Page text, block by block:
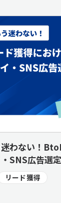
わない！
SNS広告選
リード獲得